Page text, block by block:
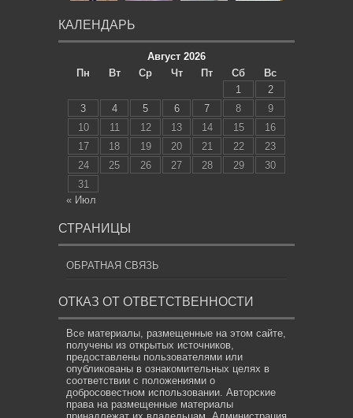
КАЛЕНДАРЬ
Август 2026
Пн
Вт Ср Чт Пт Сб
Вс
1
2
3
4 5 6 7 8
9
10
11 12 13 14 15
16
17
18 19 20 21 22
23
24
25 26 27 28 29
30
31
« Июл
СТРАНИЦЫ
ОБРАТНАЯ СВЯЗЬ
ОТКАЗ ОТ ОТВЕТСТВЕННОСТИ
Все материалы, размещенные на этом сайте,
получены из открытых источников,
предоставлены пользователями или
опубликованы в ознакомительных целях в
соответствии с положениями о
добросовестном использовании. Авторские
права на размещенные материалы